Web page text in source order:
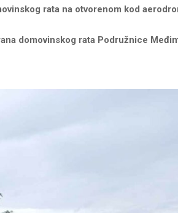
rata na otvorenom kod
domovinskog rata Podružnice